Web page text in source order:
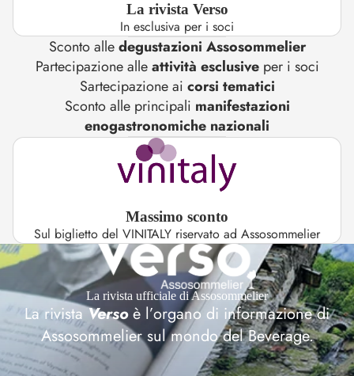
La rivista Verso
In esclusiva per i soci
Sconto alledegustazioni Assosommelier
Partecipazione alleattività esclusiveper i soci
Sartecipazione ai corsi tematici
Sconto alle principali manifestazioni
enogastronomiche nazionali
Massimo sconto
Sul biglietto del VINITALY riservato ad Assosommelier
La rivista ufficiale di Assosommelier
La rivistaVersoè l’organo di informazione di
Assosommelier sul mondo del Beverage.